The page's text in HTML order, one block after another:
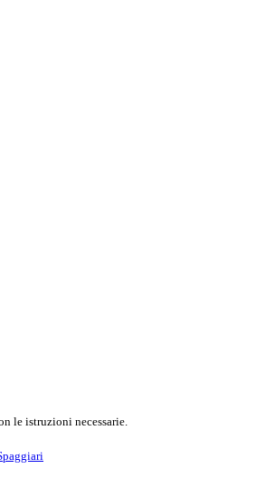
le istruzioni necessarie.